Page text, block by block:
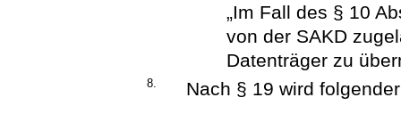
„Im Fall des § 10
von der SAKD
Datenträger zu
8. Nach § 19 wird